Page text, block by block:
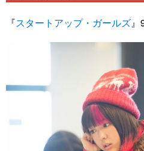
『スタートアップ・ガールズ』